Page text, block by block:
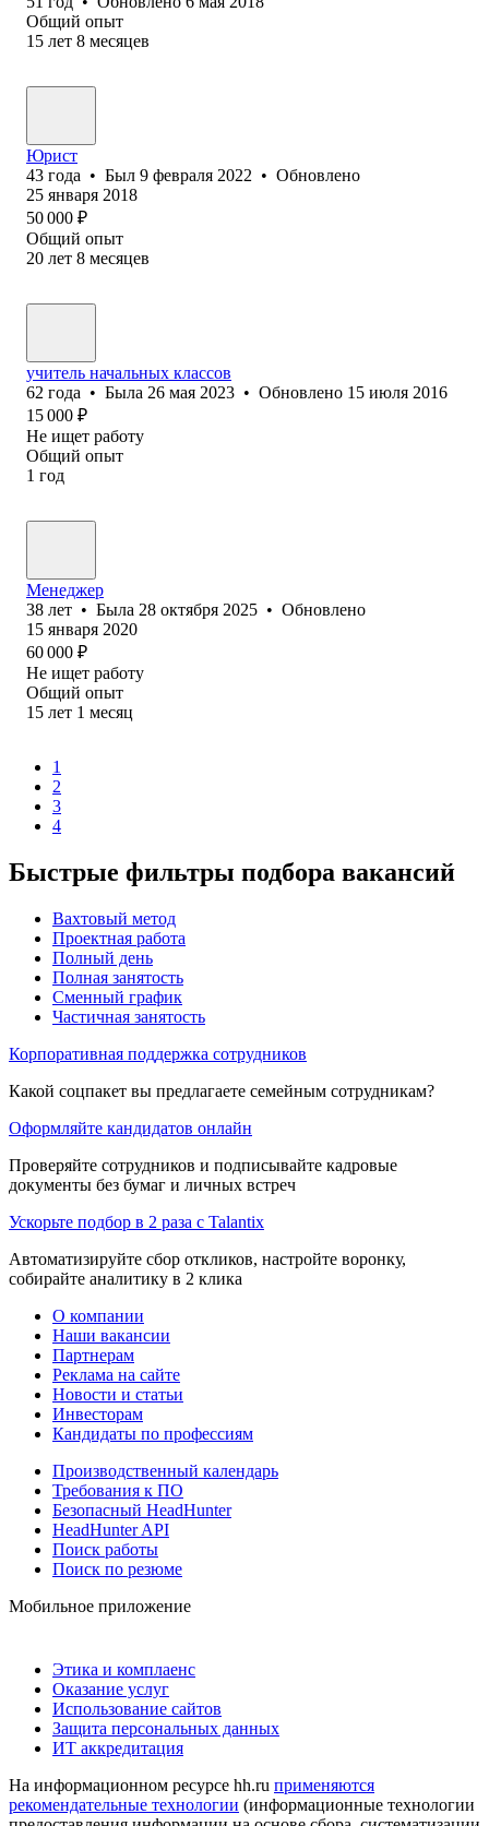
Общий опыт
15 лет 8 месяцев
Юрист
43 года • Был 9 февраля 2022 • Обновлено
25 января 2018
50 000 ₽
Общий опыт
20 лет 8 месяцев
учитель начальных классов
62 года • Была 26 мая 2023 • Обновлено 15 июля 2016
15 000 ₽
Не ищет работу
Общий опыт
1 год
Менеджер
38 лет • Была 28 октября 2025 • Обновлено
15 января 2020
60 000 ₽
Не ищет работу
Общий опыт
15 лет 1 месяц
1
2
3
4
Быстрые фильтры подбора вакансий
Вахтовый метод
Проектная работа
Полный день
Полная занятость
Сменный график
Частичная занятость
Корпоративная поддержка сотрудников
Какой соцпакет вы предлагаете семейным сотрудникам?
Оформляйте кандидатов онлайн
Проверяйте сотрудников и подписывайте кадровые
документы без бумаг и личных встреч
Ускорьте подбор в 2 раза с Talantix
Автоматизируйте сбор откликов, настройте воронку,
собирайте аналитику в 2 клика
О компании
Наши вакансии
Партнерам
Реклама на сайте
Новости и статьи
Инвесторам
Кандидаты по профессиям
Производственный календарь
Требования к ПО
Безопасный HeadHunter
HeadHunter API
Поиск работы
Поиск по резюме
Мобильное приложение
Этика и комплаенс
Оказание услуг
Использование сайтов
Защита персональных данных
ИТ аккредитация
На информационном ресурсе hh.ru применяются
рекомендательные технологии (информационные технологии